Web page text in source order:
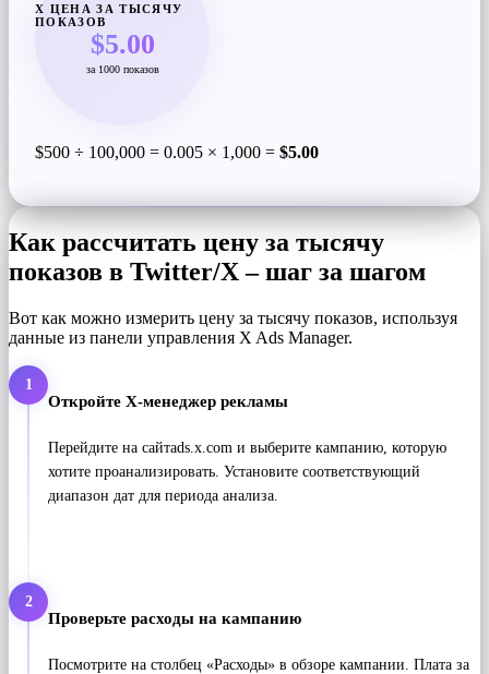
Х ЦЕНА ЗА ТЫСЯЧУ
ПОКАЗОВ
$5.00
за 1000 показов
$500 ÷ 100,000 = 0.005 × 1,000 = $5.00
Как рассчитать цену за тысячу
показов в Twitter/X – шаг за шагом
Вот как можно измерить цену за тысячу показов, используя
данные из панели управления X Ads Manager.
1
Откройте X-менеджер рекламы
Перейдите на сайтads.x.com и выберите кампанию, которую
хотите проанализировать. Установите соответствующий
диапазон дат для периода анализа.
2
Проверьте расходы на кампанию
Посмотрите на столбец «Расходы» в обзоре кампании. Плата за